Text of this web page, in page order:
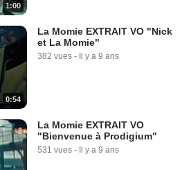
1:00
0:54
La Momie EXTRAIT VO "Nick
et La Momie"
382 vues - Il y a 9 ans
La Momie EXTRAIT VO
"Bienvenue à Prodigium"
531 vues - Il y a 9 ans